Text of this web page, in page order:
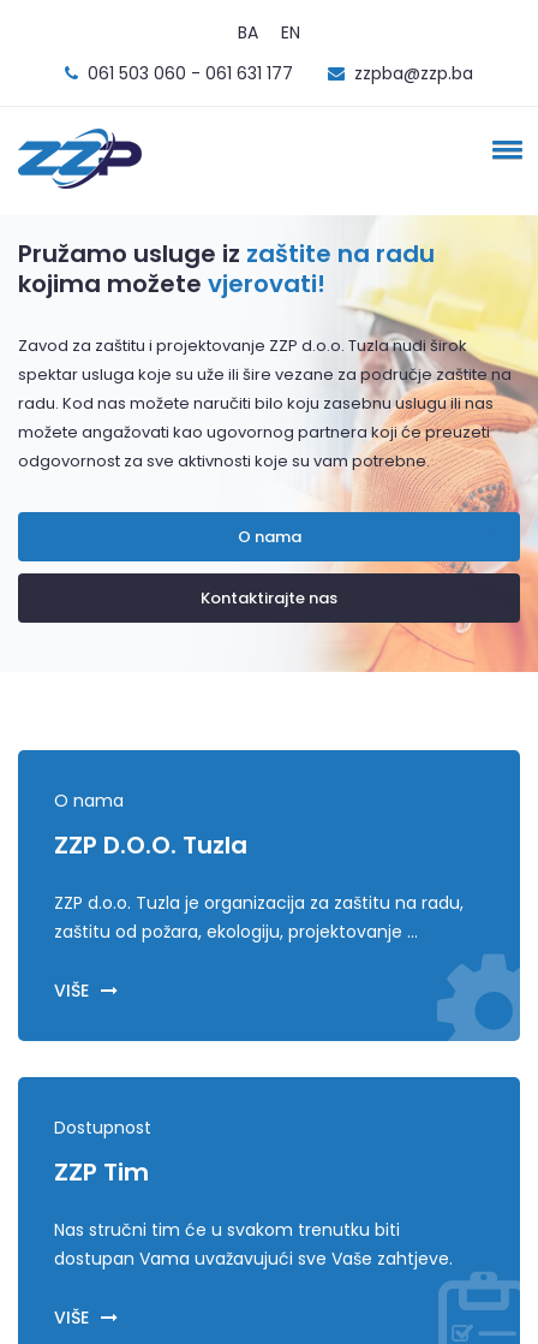
BA
EN
061 503 060 - 061 631 177
zzpba@zzp.ba
Pružamo usluge iz zaštite na radu
kojima možete vjerovati!
Zavod za zaštitu i projektovanje ZZP d.o.o. Tuzla nudi širok
spektar usluga koje su uže ili šire vezane za područje zaštite na
radu. Kod nas možete naručiti bilo koju zasebnu uslugu ili nas
možete angažovati kao ugovornog partnera koji će preuzeti
odgovornost za sve aktivnosti koje su vam potrebne.
O nama
Kontaktirajte nas
O nama
ZZP D.o.o. Tuzla
ZZP d.o.o. Tuzla je organizacija za zaštitu na radu,
zaštitu od požara, ekologiju, projektovanje ...
VIŠE
Dostupnost
ZZP Tim
Nas stručni tim će u svakom trenutku biti
dostupan Vama uvažavujući sve Vaše zahtjeve.
VIŠE